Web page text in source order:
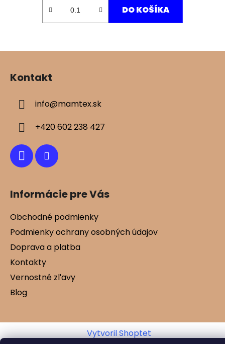
DO KOŠÍKA
Z
Kontakt
info@mamtex.sk
+420 602 238 427
Informácie pre Vás
Obchodné podmienky
Podmienky ochrany osobných údajov
Doprava a platba
Kontakty
Vernostné zľavy
Blog
Vytvoril Shoptet